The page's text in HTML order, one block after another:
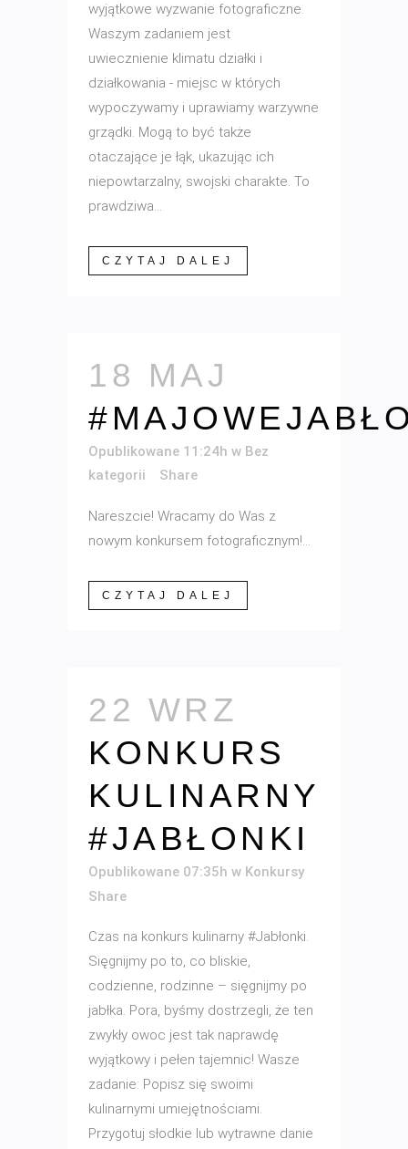
wyjątkowe wyzwanie fotograficzne.
Waszym zadaniem jest
uwiecznienie klimatu działki i
działkowania - miejsc w których
wypoczywamy i uprawiamy warzywne
grządki. Mogą to być także
otaczające je łąk, ukazując ich
niepowtarzalny, swojski charakte. To
prawdziwa...
CZYTAJ DALEJ
18 MAJ
Opublikowane 11:24h w Bez
kategorii
Share
Nareszcie! Wracamy do Was z
nowym konkursem fotograficznym!...
CZYTAJ DALEJ
22 WRZ
KONKURS
KULINARNY
#JABŁONKI
Opublikowane 07:35h w Konkursy
Share
Czas na konkurs kulinarny #Jabłonki.
Sięgnijmy po to, co bliskie,
codzienne, rodzinne – sięgnijmy po
jabłka. Pora, byśmy dostrzegli, że ten
zwykły owoc jest tak naprawdę
wyjątkowy i pełen tajemnic! Wasze
zadanie: Popisz się swoimi
kulinarnymi umiejętnościami.
Przygotuj słodkie lub wytrawne danie